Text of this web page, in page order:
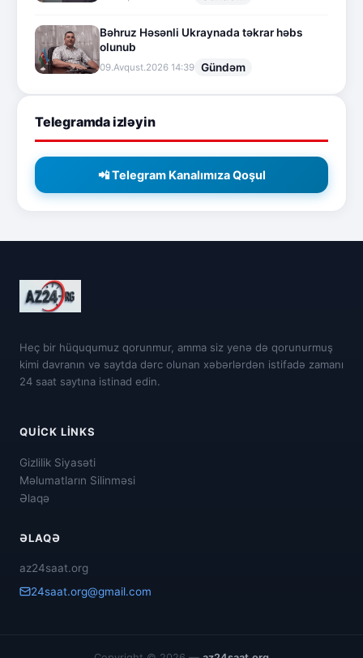
Bəhruz Həsənli Ukraynada təkrar həbs
olunub
09.Avqust.2026 14:39 Gündəm
Telegramda izləyin
📲 Telegram Kanalımıza Qoşul
Heç bir hüququmuz qorunmur, amma siz yenə də qorunurmuş
kimi davranın və saytda dərc olunan xəbərlərdən istifadə zamanı
24 saat saytına istinad edin.
QUICK LINKS
Gizlilik Siyasəti
Məlumatların Silinməsi
Əlaqə
ƏLAQƏ
az24saat.org
24saat.org@gmail.com